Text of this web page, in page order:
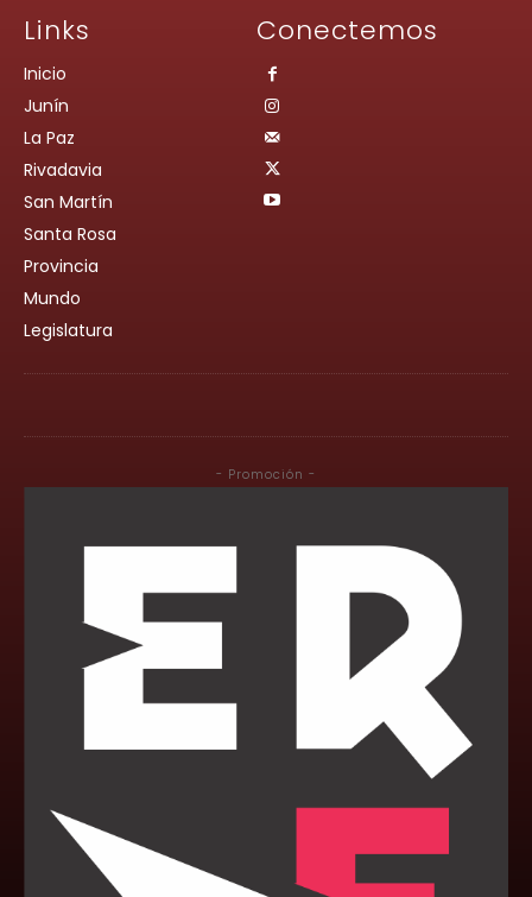
Links
Inicio
Junín
La Paz
Rivadavia
San Martín
Santa Rosa
Provincia
Mundo
Legislatura
Conectemos
- Promoción -